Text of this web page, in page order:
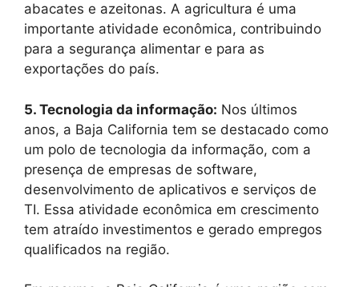
abacates e azeitonas. A agricultura é uma
importante atividade econômica, contribuindo
para a segurança alimentar e para as
exportações do país.
5. Tecnologia da informação: Nos últimos
anos, a Baja California tem se destacado como
um polo de tecnologia da informação, com a
presença de empresas de software,
desenvolvimento de aplicativos e serviços de
TI. Essa atividade econômica em crescimento
tem atraído investimentos e gerado empregos
qualificados na região.